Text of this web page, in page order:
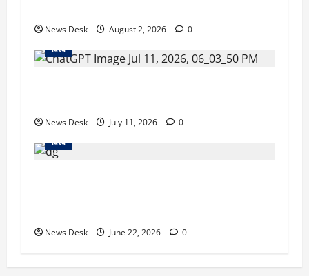
News Desk August 2, 2026
0
विश्व
News Desk July 11, 2026
0
विश्व
News Desk June 22, 2026 0